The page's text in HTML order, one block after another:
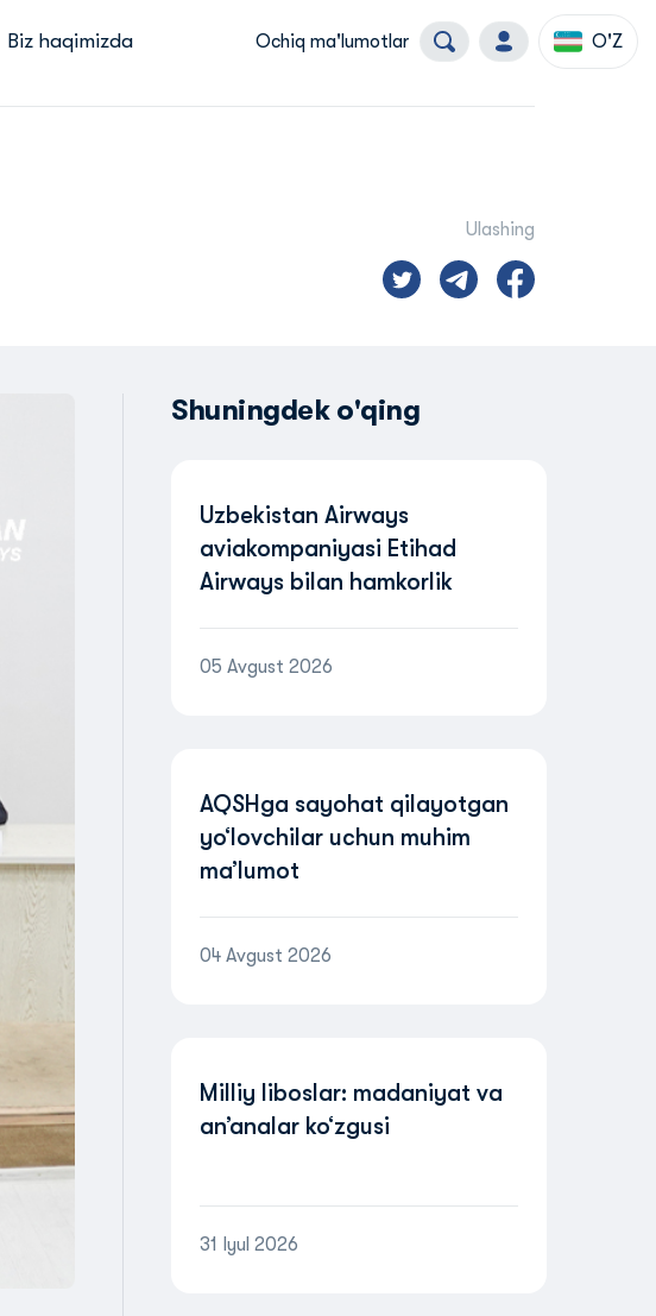
Biz haqimizda Ochiq ma'lumotlar O'Z
Ulashing
Shuningdek o'qing
Uzbekistan Airways
aviakompaniyasi Etihad
Airways bilan hamkorlik
05 Avgust 2026
AQSHga sayohat qilayotgan
yo‘lovchilar uchun muhim
ma’lumot
04 Avgust 2026
Milliy liboslar: madaniyat va
an’analar ko‘zgusi
31 Iyul 2026